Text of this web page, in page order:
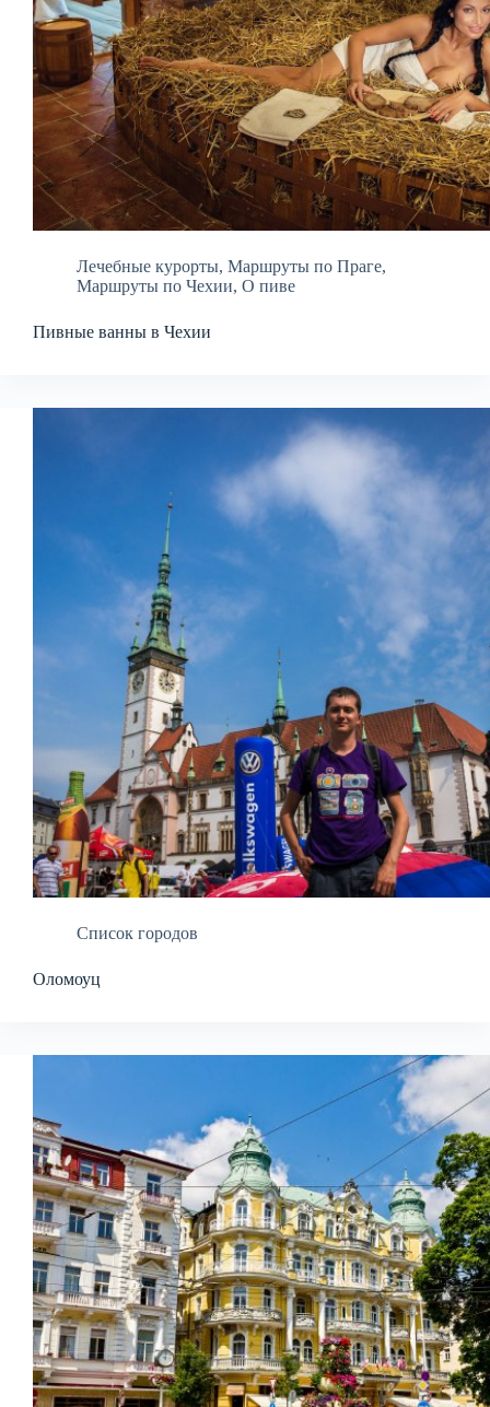
Лечебные курорты, Маршруты по Праге,
Маршруты по Чехии, О пиве
Пивные ванны в Чехии
Список городов
Оломоуц